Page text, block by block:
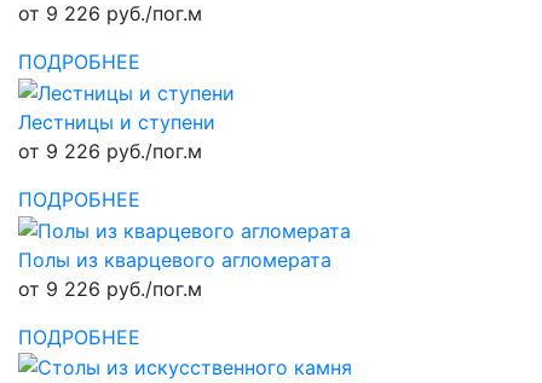
от 9 226 руб./пог.м
ПОДРОБНЕЕ
Лестницы и ступени
от 9 226 руб./пог.м
ПОДРОБНЕЕ
Полы из кварцевого агломерата
от 9 226 руб./пог.м
ПОДРОБНЕЕ